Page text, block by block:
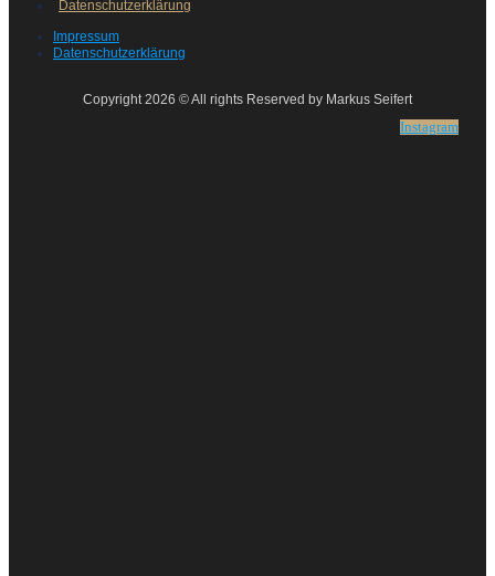
Datenschutzerklärung
Impressum
Datenschutzerklärung
Copyright 2026 © All rights Reserved by Markus Seifert
Instagram